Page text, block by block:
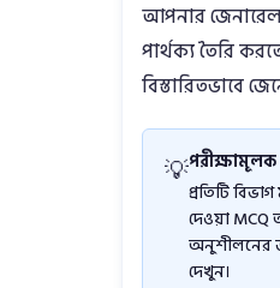
আপনার জেনারেল
পার্থক্য তৈরি
বিস্তারিতভাবে
💡পরীক্ষামূলক
প্রতিটি
দেওয়া
অনুশীলনের
দেখুন।